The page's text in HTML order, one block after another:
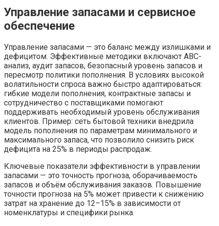
Управление запасами и сервисное
обеспечение
Управление запасами — это баланс между излишками и
дефицитом. Эффективные методики включают ABC-
анализ, аудит запасов, безопасный уровень запасов и
пересмотр политики пополнения. В условиях высокой
волатильности спроса важно быстро адаптироваться:
гибкие модели пополнения, контрактные запасы и
сотрудничество с поставщиками помогают
поддерживать необходимый уровень обслуживания
клиентов. Пример: сеть бытовой техники внедрила
модель пополнения по параметрам минимального и
максимального запаса, что позволило снизить риск
дефицита на 25% в периоды распродаж.
Ключевые показатели эффективности в управлении
запасами — это точность прогноза, оборачиваемость
запасов и объём обслуживания заказов. Повышение
точности прогноза на 5% может привести к снижению
затрат на хранение до 12–15% в зависимости от
номенклатуры и специфики рынка.